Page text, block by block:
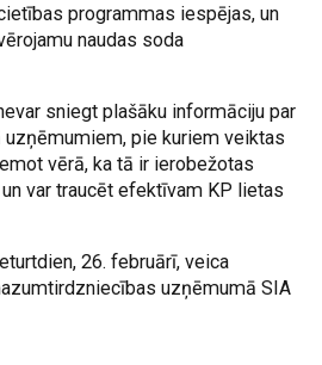
programmas iespējas, un
naudas soda
sniegt plašāku informāciju par
pie kuriem veiktas
vērā, ka tā ir ierobežotas
var traucēt efektīvam KP lietas
26. februārī, veica
uzņēmumā SIA